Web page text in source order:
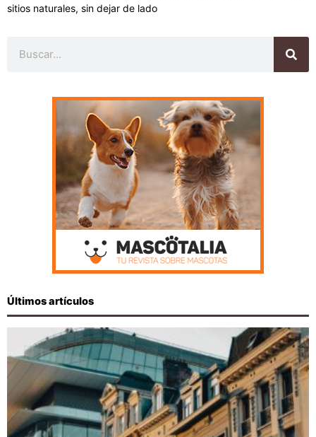
sitios naturales, sin dejar de lado
Últimos artículos